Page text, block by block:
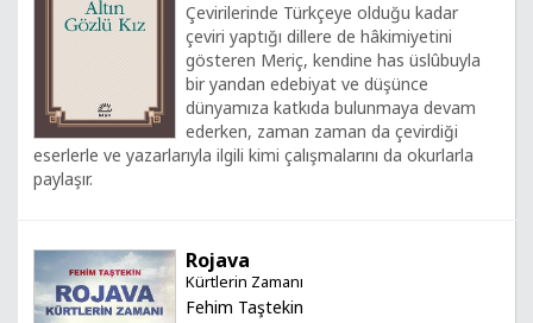
Çevirilerinde Türkçeye olduğu kadar
çeviri yaptığı dillere de hâkimiyetini
gösteren Meriç, kendine has üslûbuyla
bir yandan edebiyat ve düşünce
dünyamıza katkıda bulunmaya devam
ederken, zaman zaman da çevirdiği
eserlerle ve yazarlarıyla ilgili kimi çalışmalarını da okurlarla
paylaşır.
Rojava
Kürtlerin Zamanı
Fehim Taştekin